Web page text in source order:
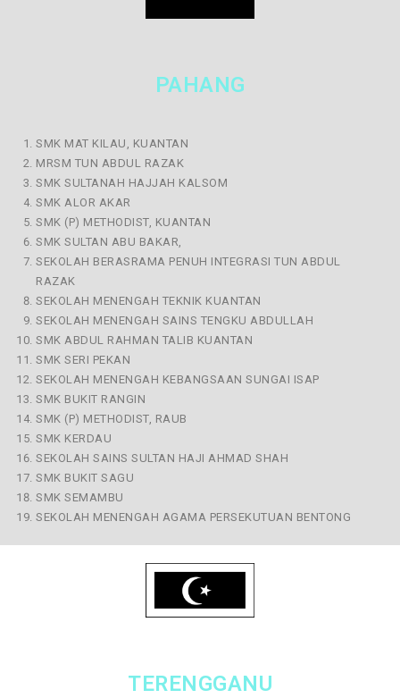
PAHANG
SMK MAT KILAU, KUANTAN
MRSM TUN ABDUL RAZAK
SMK SULTANAH HAJJAH KALSOM
SMK ALOR AKAR
SMK (P) METHODIST, KUANTAN
SMK SULTAN ABU BAKAR,
SEKOLAH BERASRAMA PENUH INTEGRASI TUN ABDUL
RAZAK
SEKOLAH MENENGAH TEKNIK KUANTAN
SEKOLAH MENENGAH SAINS TENGKU ABDULLAH
SMK ABDUL RAHMAN TALIB KUANTAN
SMK SERI PEKAN
SEKOLAH MENENGAH KEBANGSAAN SUNGAI ISAP
SMK BUKIT RANGIN
SMK (P) METHODIST, RAUB
SMK KERDAU
SEKOLAH SAINS SULTAN HAJI AHMAD SHAH
SMK BUKIT SAGU
SMK SEMAMBU
SEKOLAH MENENGAH AGAMA PERSEKUTUAN BENTONG
TERENGGANU